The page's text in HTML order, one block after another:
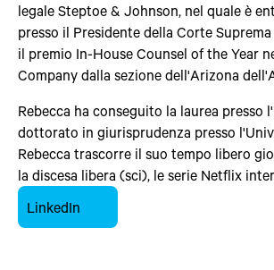
legale Steptoe & Johnson, nel quale è
presso il Presidente della Corte
il premio In-House Counsel of the Year
Company dalla sezione dell'Arizona
Rebecca ha conseguito la laurea presso
dottorato in giurisprudenza presso
Rebecca trascorre il suo tempo libero
la discesa libera (sci), le serie Netflix
LinkedIn